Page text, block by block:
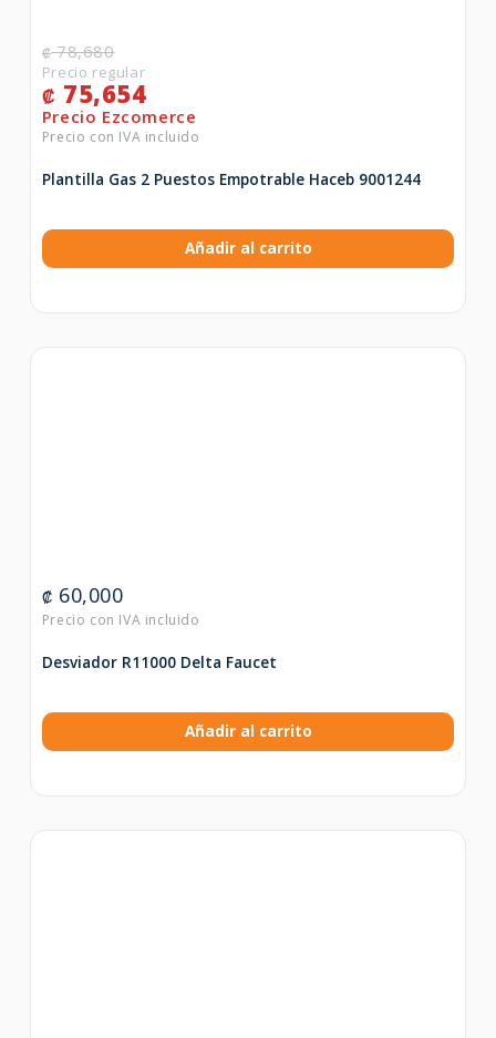
₡78,680
₡ 75,654
Plantilla Gas 2 Puestos Empotrable Haceb 9001244
Añadir al carrito
₡ 60,000
Desviador R11000 Delta Faucet
Añadir al carrito